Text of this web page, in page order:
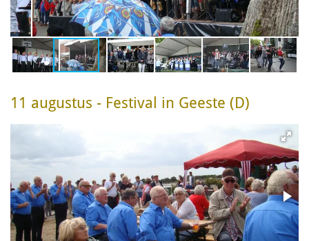
11 augustus - Festival in Geeste (D)